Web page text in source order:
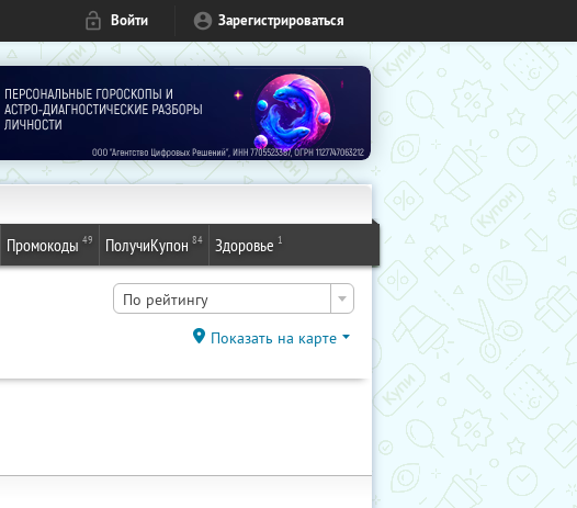
Войти Зарегистрироваться
Промокоды 49 ПолучиКупон 84 Здоровье 1
По рейтингу
Показать на карте